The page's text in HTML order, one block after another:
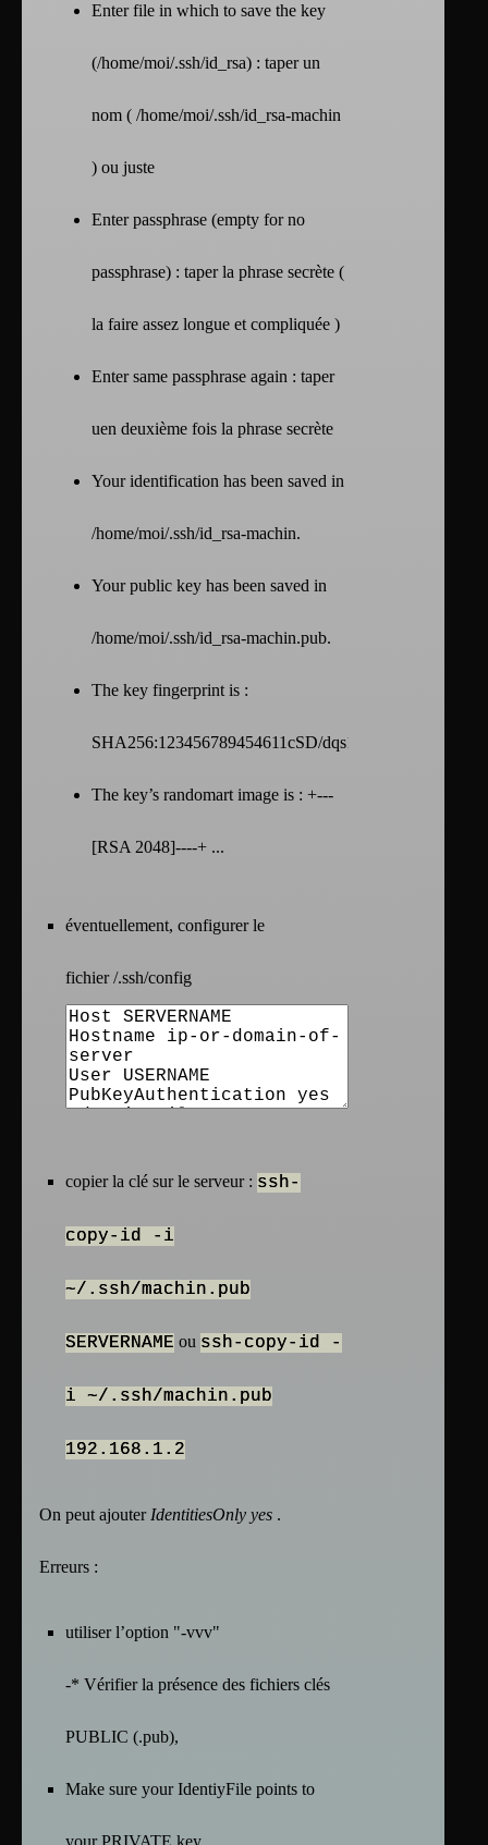
Enter file in which to save the key
(/home/moi/.ssh/id_rsa) : taper un
nom ( /home/moi/.ssh/id_rsa-machin
) ou juste
Enter passphrase (empty for no
passphrase) : taper la phrase secrète (
la faire assez longue et compliquée )
Enter same passphrase again : taper
uen deuxième fois la phrase secrète
Your identification has been saved in
/home/moi/.ssh/id_rsa-machin.
Your public key has been saved in
/home/moi/.ssh/id_rsa-machin.pub.
The key fingerprint is :
SHA256:123456789454611cSD/dqs12
The key’s randomart image is : +---
[RSA 2048]----+ ...
éventuellement, configurer le
fichier /.ssh/config
copier la clé sur le serveur : ssh-
copy-id -i
~/.ssh/machin.pub
SERVERNAME ou ssh-copy-id -
i ~/.ssh/machin.pub
192.168.1.2
On peut ajouter IdentitiesOnly yes .
Erreurs :
utiliser l’option "-vvv"
-* Vérifier la présence des fichiers clés
PUBLIC (.pub),
Make sure your IdentiyFile points to